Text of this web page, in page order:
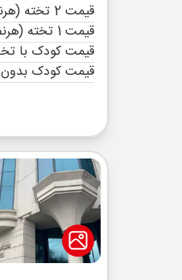
قیمت 2 تخته (هرنفر)
قیمت 1 تخته (هرنفر)
قیمت کودک با
قیمت کودک